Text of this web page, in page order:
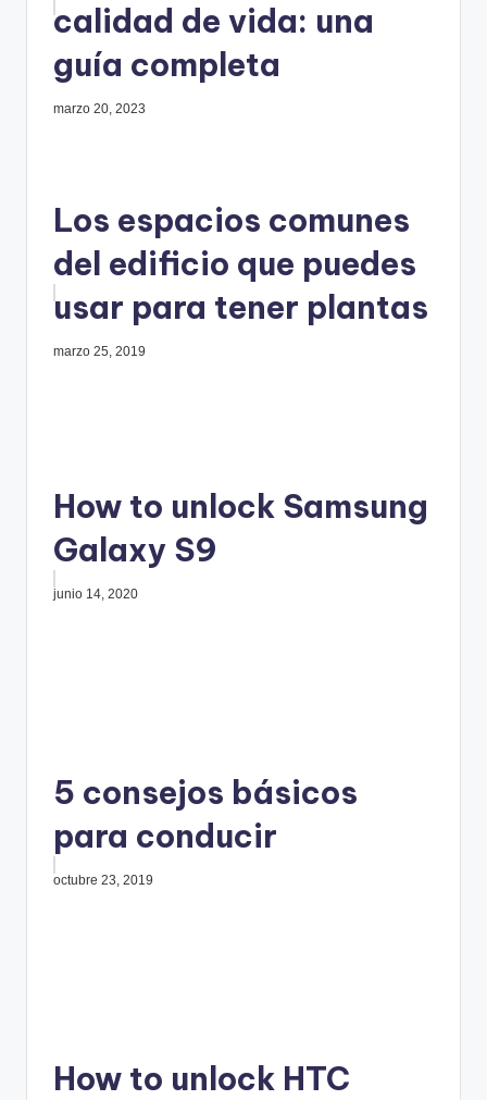
calidad de vida: una
guía completa
marzo 20, 2023
Los espacios comunes
del edificio que puedes
usar para tener plantas
marzo 25, 2019
How to unlock Samsung
Galaxy S9
junio 14, 2020
5 consejos básicos
para conducir
octubre 23, 2019
How to unlock HTC